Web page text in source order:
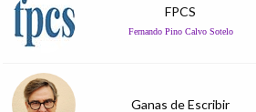
FPCS
Fernando Pino Calvo Sotelo
Ganas de Escribir